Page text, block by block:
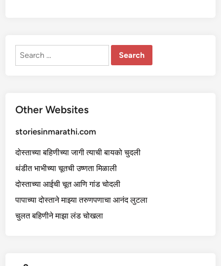
Search
Other Websites
storiesinmarathi.com
दोस्ताच्या बहिणीच्या जागी त्याची बायको चुदली
थंडीत भाभीच्या चूतची उष्णता मिळाली
दोस्ताच्या आईची चूत आणि गांड चोदली
पापाच्या दोस्ताने माझ्या तरुणपणाचा आनंद लुटला
चुलत बहिणीने माझा लंड चोखला